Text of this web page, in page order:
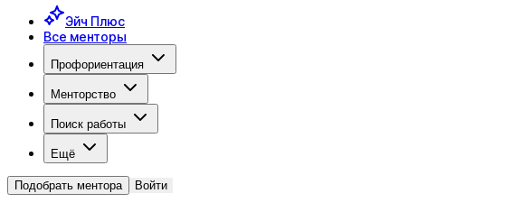
Эйч Плюс
Все менторы
Профориентация
Менторство
Поиск работы
Ещё
Подобрать ментора Войти